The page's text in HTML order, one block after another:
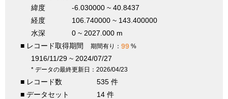
緯度
-6.030000 ~ 40.8437
経度
106.740000 ~ 143.400000
水深
0 ~ 2027.000 m
■ レコード取得期間
期間有り： 99 %
1916/11/29 ~ 2024/07/27
* データの最終更新日：2026/04/23
■ レコード数
535 件
■ データセット
14 件